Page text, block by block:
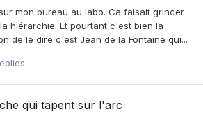
mon bureau au labo. Ca faisait grincer
hiérarchie. Et pourtant c'est bien la
de le dire c'est Jean de la Fontaine qui...
qui tapent sur l'arc